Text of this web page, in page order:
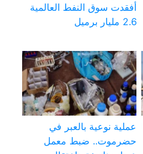
أفقدت سوق النفط العالمية
2.6 مليار برميل
عملية نوعية بالعبر في
حضرموت.. ضبط معمل